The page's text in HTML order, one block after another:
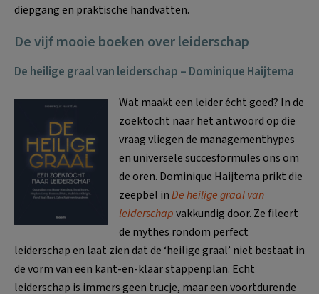
diepgang en praktische handvatten.
De vijf mooie boeken over leiderschap
De heilige graal van leiderschap – Dominique Haijtema
Wat maakt een leider écht goed? In de
zoektocht naar het antwoord op die
vraag vliegen de managementhypes
en universele succesformules ons om
de oren. Dominique Haijtema prikt die
zeepbel inDe heilige graal van
leiderschapvakkundig door. Ze fileert
de mythes rondom perfect
leiderschap en laat zien dat de ‘heilige graal’ niet bestaat in
de vorm van een kant-en-klaar stappenplan. Echt
leiderschap is immers geen trucje, maar een voortdurende